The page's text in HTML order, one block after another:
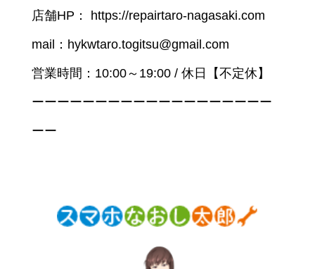
店舗HP： https://repairtaro-nagasaki.com
mail：hykwtaro.togitsu@gmail.com
営業時間：10:00～19:00 / 休日【不定休】
ーーーーーーーーーーーーーーーーーーー
ーー